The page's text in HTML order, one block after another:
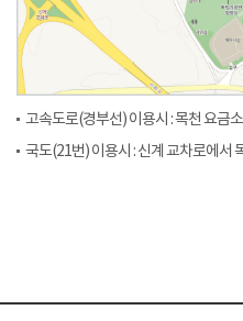
고속도로(경부선) 이용시 : 목천 요금
국도(21번) 이용시 : 신계 교차로에서